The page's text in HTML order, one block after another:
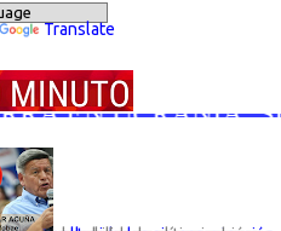
Translate
UCRANIA;